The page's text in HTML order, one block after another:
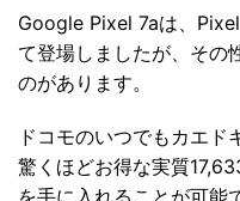
Google Pixel 7aは、
て登場しましたが、その
のがあります。
ドコモのいつでもカエド
驚くほどお得な実質